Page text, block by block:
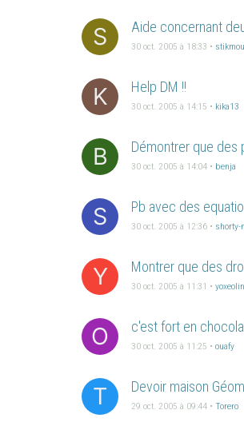
S Aide concernant
30 oct. 2005 à 18:33 •
K Help DM !!
30 oct. 2005 à 14:15 • kika13
B Démontrer que des
30 oct. 2005 à 14:04 • benja
S Pb avec des
30 oct. 2005 à 12:36 • shorty-
Y Montrer que des
30 oct. 2005 à 11:31 •
O c'est fort en
30 oct. 2005 à 11:25 • ouafy
T Devoir maison
29 oct. 2005 à 09:44 • Torero